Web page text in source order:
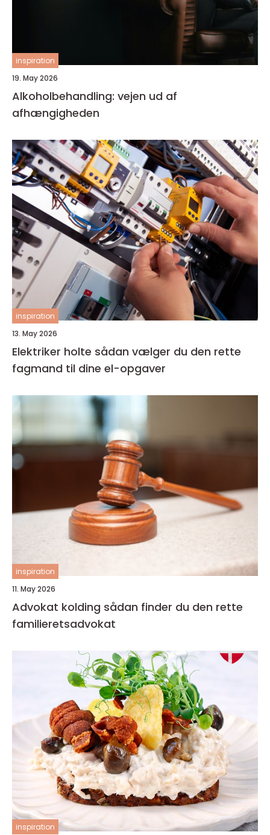
inspiration
19. May 2026
Alkoholbehandling: vejen ud af
afhængigheden
inspiration
13. May 2026
Elektriker holte sådan vælger du den rette
fagmand til dine el-opgaver
inspiration
11. May 2026
Advokat kolding sådan finder du den rette
familieretsadvokat
inspiration